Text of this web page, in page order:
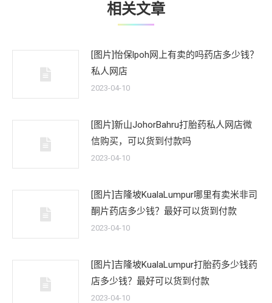
相关文章
[图片]怡保lpoh网上有卖的吗药店多少钱？
私人网店
2023-04-10
[图片]新山JohorBahru打胎药私人网店微
信购买，可以货到付款吗
2023-04-10
[图片]吉隆坡KualaLumpur哪里有卖米非司
酮片药店多少钱？最好可以货到付款
2023-04-10
[图片]吉隆坡KualaLumpur打胎药多少钱药
店多少钱？最好可以货到付款
2023-04-10